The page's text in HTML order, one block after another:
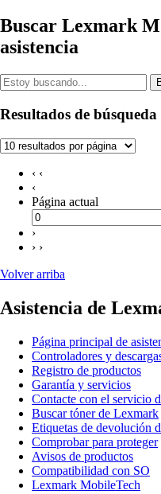
Buscar Lexmark
asistencia
Resultados de búsqueda
‹ ‹
‹
Página actual
›
› ›
Volver arriba
Asistencia de
Página principal de
Controladores y
Registro de productos
Garantía y servicios
Contacte con el servicio
Buscar tóner de Lexmark
Etiquetas de devolución
Comprobar para proteger
Avisos de productos
Compatibilidad con SO
Lexmark MobileTech